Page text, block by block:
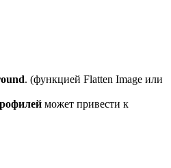
. (функцией Flatten Image или
может привести к